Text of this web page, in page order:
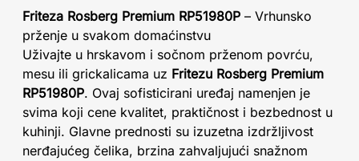
Friteza Rosberg Premium RP51980P – Vrhunsko
prženje u svakom domaćinstvu
Uživajte u hrskavom i sočnom prženom povrću,
mesu ili grickalicama uz Fritezu Rosberg Premium
RP51980P. Ovaj sofisticirani uređaj namenjen je
svima koji cene kvalitet, praktičnost i bezbednost u
kuhinji. Glavne prednosti su izuzetna izdržljivost
nerđajućeg čelika, brzina zahvaljujući snažnom